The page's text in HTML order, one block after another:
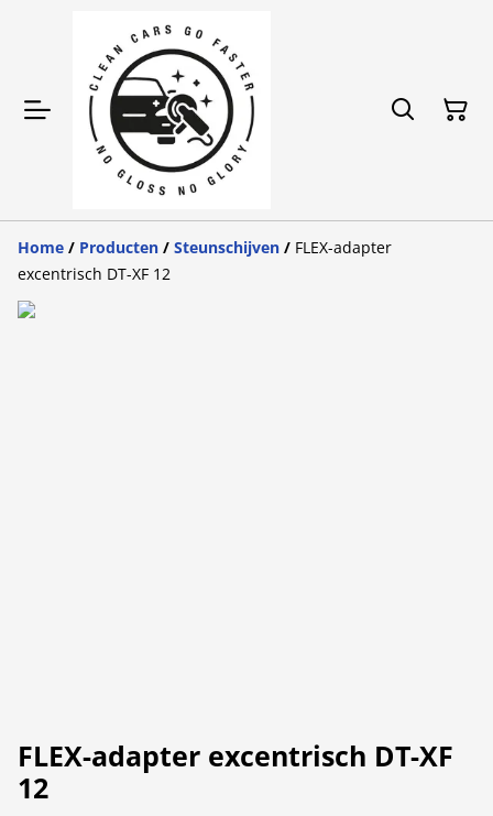
Home / Producten / Steunschijven / FLEX-adapter
excentrisch DT-XF 12
FLEX-adapter excentrisch DT-XF
12